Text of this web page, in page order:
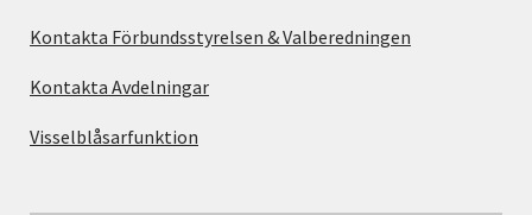
Kontakta Förbundsstyrelsen & Valberedningen
Kontakta Avdelningar
Visselblåsarfunktion